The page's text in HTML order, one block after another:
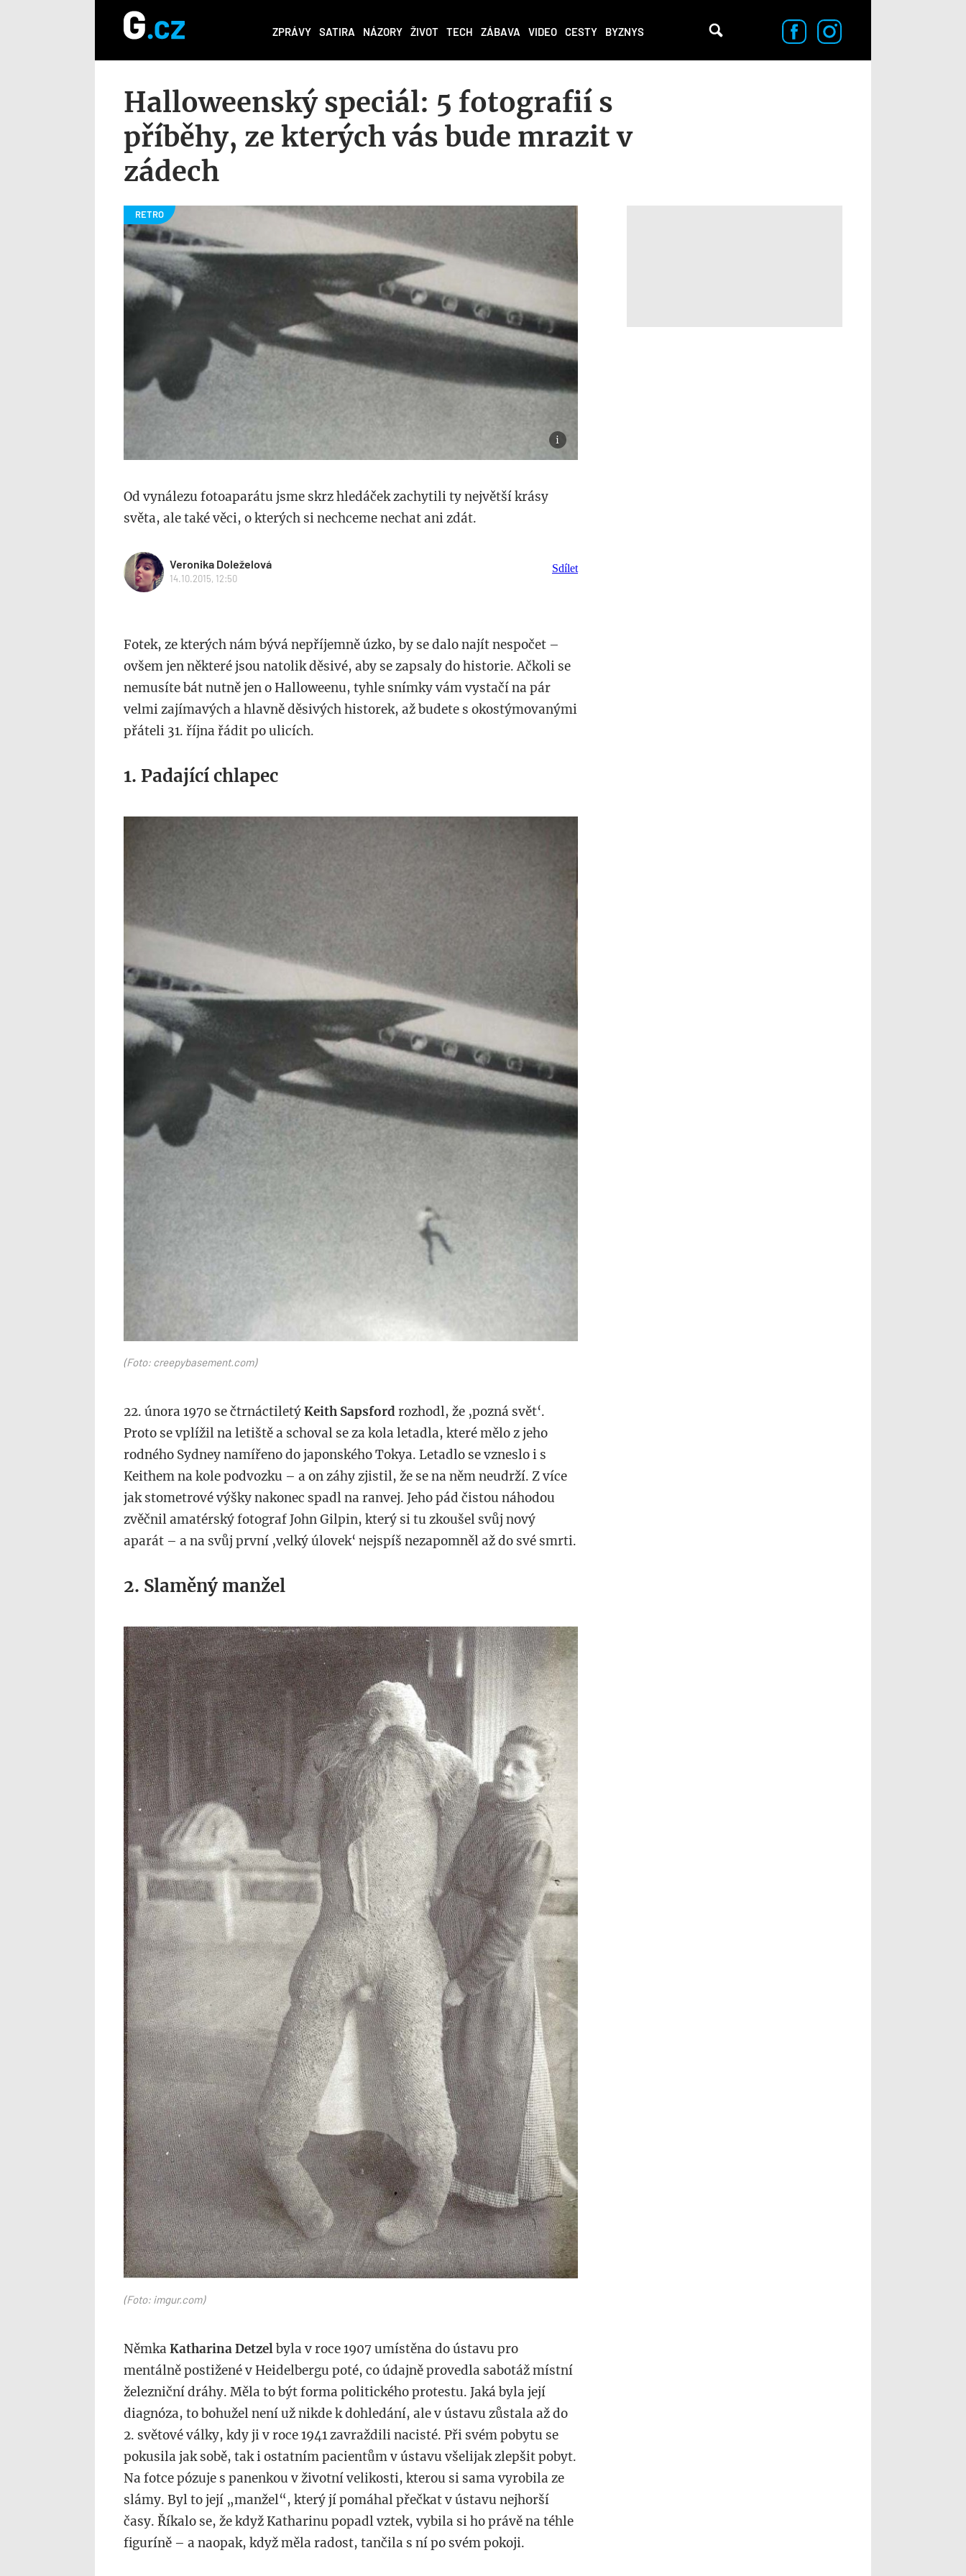
ZPRÁVY SATIRA NÁZORY ŽIVOT TECH ZÁBAVA VIDEO CESTY BYZNYS
Halloweenský speciál: 5 fotografií s
příběhy, ze kterých vás bude mrazit v
zádech
Od vynálezu fotoaparátu jsme skrz hledáček zachytili ty největší krásy
světa, ale také věci, o kterých si nechceme nechat ani zdát.
Veronika Doleželová
14.10.2015, 12:50
Sdílet
Fotek, ze kterých nám bývá nepříjemně úzko, by se dalo najít nespočet –
ovšem jen některé jsou natolik děsivé, aby se zapsaly do historie. Ačkoli se
nemusíte bát nutně jen o Halloweenu, tyhle snímky vám vystačí na pár
velmi zajímavých a hlavně děsivých historek, až budete s okostýmovanými
přáteli 31. října řádit po ulicích.
1. Padající chlapec
(Foto: creepybasement.com)
22. února 1970 se čtrnáctiletýKeith Sapsfordrozhodl, že ‚pozná svět‘.
Proto se vplížil na letiště a schoval se za kola letadla, které mělo z jeho
rodného Sydney namířeno do japonského Tokya. Letadlo se vzneslo i s
Keithem na kole podvozku – a on záhy zjistil, že se na něm neudrží. Z více
jak stometrové výšky nakonec spadl na ranvej. Jeho pád čistou náhodou
zvěčnil amatérský fotograf John Gilpin, který si tu zkoušel svůj nový
aparát – a na svůj první ‚velký úlovek‘ nejspíš nezapomněl až do své smrti.
2. Slaměný manžel
imgur.jpg
(Foto: imgur.com)
Němka Katharina Detzelbyla v roce 1907 umístěna do ústavu pro
mentálně postižené v Heidelbergu poté, co údajně provedla sabotáž místní
železniční dráhy. Měla to být forma politického protestu. Jaká byla její
diagnóza, to bohužel není už nikde k dohledání, ale v ústavu zůstala až do
2. světové války, kdy ji v roce 1941 zavraždili nacisté. Při svém pobytu se
pokusila jak sobě, tak i ostatním pacientům v ústavu všelijak zlepšit pobyt.
Na fotce pózuje s panenkou v životní velikosti, kterou si sama vyrobila ze
slámy. Byl to její „manžel“, který jí pomáhal přečkat v ústavu nejhorší
časy. Říkalo se, že když Katharinu popadl vztek, vybila si ho právě na téhle
figuríně – a naopak, když měla radost, tančila s ní po svém pokoji.